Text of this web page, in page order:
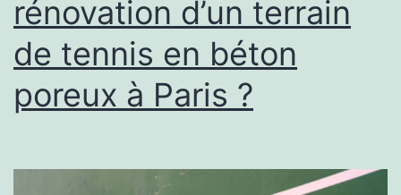
poreux
à
Paris
?
rénovation d’un terrain
de tennis en béton
poreux à Paris ?